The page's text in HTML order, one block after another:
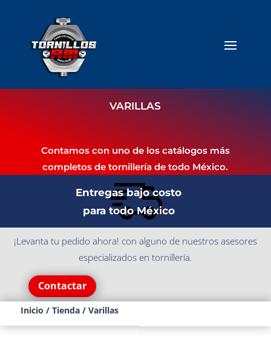
VARILLAS
Contamos con uno de los catálogos más
completos de tornillería de todo México.
Entregas bajo costo
para todo México
¡Levanta tu pedido ahora! con alguno de nuestros asesores
especializados en tornillería.
Contactar
Inicio / Tienda/ Varillas